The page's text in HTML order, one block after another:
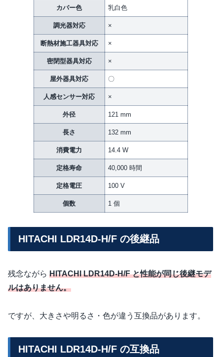
カバー色 乳白色
調光器対応 ×
断熱材施工器具対応 ×
密閉型器具対応 ×
屋外器具対応 〇
人感センサー対応 ×
外径 121 mm
長さ 132 mm
消費電力 14.4 W
定格寿命 40,000 時間
定格電圧 100 V
個数 1 個
HITACHI LDR14D-H/F の後継品
残念ながら HITACHI LDR14D-H/F と性能が同じ後継モデ
ルはありません。
ですが、大きさや明るさ・色が違う互換品があります。
HITACHI LDR14D-H/F の互換品